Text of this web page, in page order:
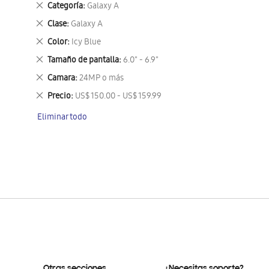
Categoría Galaxy A
Eliminar
este
artículo
Clase Galaxy A
Eliminar
este
artículo
Color Icy Blue
Eliminar
este
artículo
Tamaño de pantalla 6.0" - 6.9"
Eliminar
este
artículo
Camara 24MP o más
Eliminar
este
artículo
Precio US$ 150.00 - US$ 159.99
Eliminar
artículo
Eliminar todo